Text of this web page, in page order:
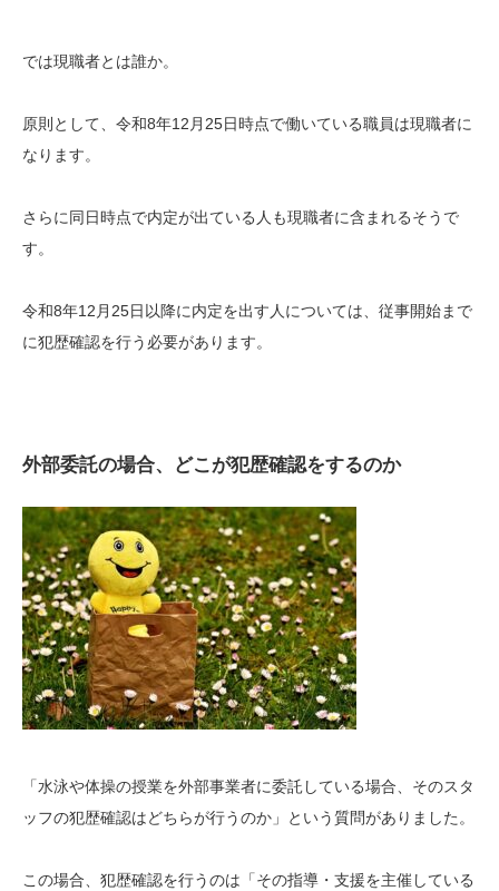
では現職者とは誰か。
原則として、令和8年12月25日時点で働いている職員は現職者に
なります。
さらに同日時点で内定が出ている人も現職者に含まれるそうで
す。
令和8年12月25日以降に内定を出す人については、従事開始まで
に犯歴確認を行う必要があります。
外部委託の場合、どこが犯歴確認をするのか
「水泳や体操の授業を外部事業者に委託している場合、そのスタ
ッフの犯歴確認はどちらが行うのか」という質問がありました。
この場合、犯歴確認を行うのは「その指導・支援を主催している